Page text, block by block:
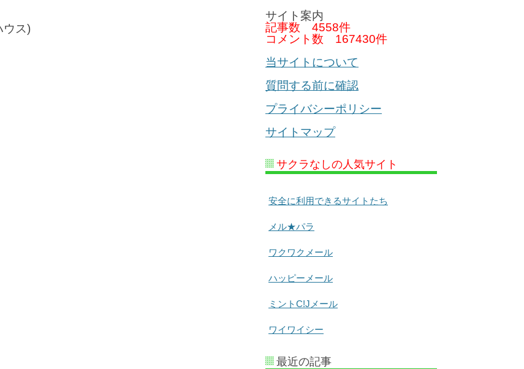
ウス)
サイト案内
記事数 4558件
コメント数 167430件
当サイトについて
質問する前に確認
プライバシーポリシー
サイトマップ
サクラなしの人気サイト
安全に利用できるサイトたち
メル★パラ
ワクワクメール
ハッピーメール
ミントC!Jメール
ワイワイシー
最近の記事